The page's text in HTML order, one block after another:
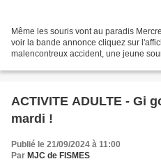
Même les souris vont au paradis
voir la bande annonce cliquez sur
malencontreux accident, une jeune
ACTIVITE ADULTE - Gi
mardi !
Publié le 21/09/2024 à 11:00
Par MJC de FISMES